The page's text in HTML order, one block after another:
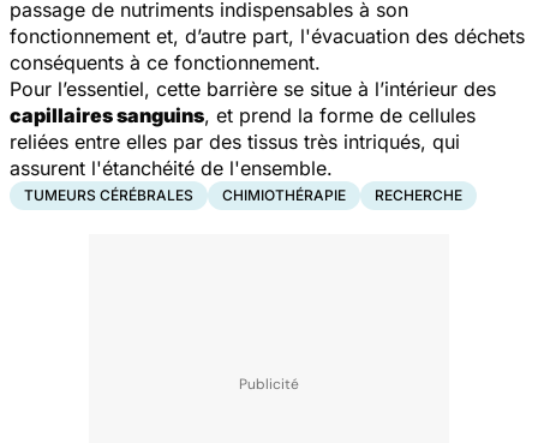
passage de nutriments indispensables à son
fonctionnement et, d’autre part, l'évacuation des déchets
conséquents à ce fonctionnement.
Pour l’essentiel, cette barrière se situe à l’intérieur des
capillaires sanguins, et prend la forme de cellules
reliées entre elles par des tissus très intriqués, qui
assurent l'étanchéité de l'ensemble.
TUMEURS CÉRÉBRALES CHIMIOTHÉRAPIE RECHERCHE